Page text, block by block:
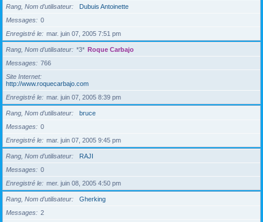
Rang, Nom d’utilisateur
Dubuis Antoinette
Messages
0
Enregistré le
mar. juin 07, 2005 7:51 pm
Rang, Nom d’utilisateur *3* Roque Carbajo
Messages
766
Site Internet
http://www.roquecarbajo.com
Enregistré le
mar. juin 07, 2005 8:39 pm
Rang, Nom d’utilisateur
bruce
Messages
0
Enregistré le
mar. juin 07, 2005 9:45 pm
Rang, Nom d’utilisateur
RAJI
Messages
0
Enregistré le
mer. juin 08, 2005 4:50 pm
Rang, Nom d’utilisateur
Gherking
Messages
2